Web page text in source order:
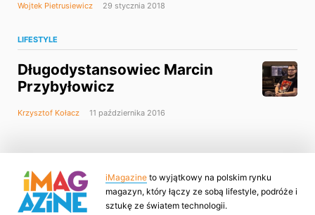
Wojtek Pietrusiewicz 29 stycznia 2018
LIFESTYLE
Długodystansowiec Marcin
Przybyłowicz
Krzysztof Kołacz 11 października 2016
iMagazine to wyjątkowy na polskim rynku
magazyn, który łączy ze sobą lifestyle, podróże i
sztukę ze światem technologii.